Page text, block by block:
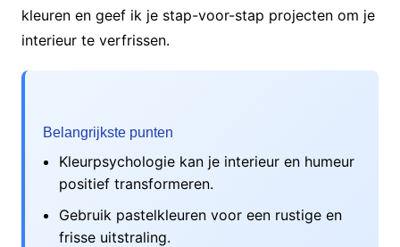
kleuren en geef ik je stap-voor-stap projecten om je
interieur te verfrissen.
Belangrijkste punten
Kleurpsychologie kan je interieur en humeur
positief transformeren.
Gebruik pastelkleuren voor een rustige en
frisse uitstraling.